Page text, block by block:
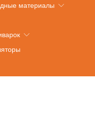
материалы